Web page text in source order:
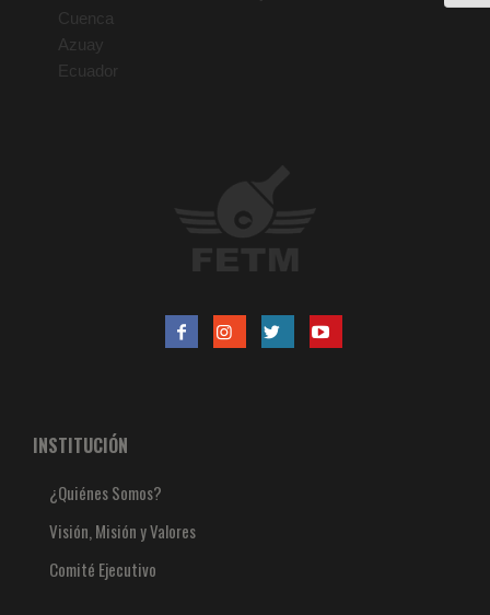
Cuenca
Azuay
Ecuador
INSTITUCIÓN
¿Quiénes Somos?
Visión, Misión y Valores
Comité Ejecutivo